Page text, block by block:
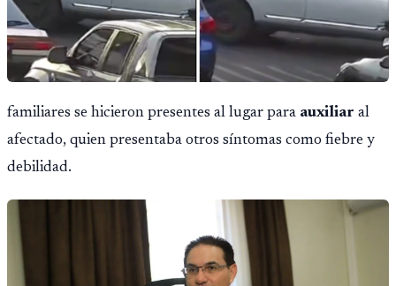
familiares se hicieron presentes al lugar para auxiliar al
afectado, quien presentaba otros síntomas como fiebre y
debilidad.